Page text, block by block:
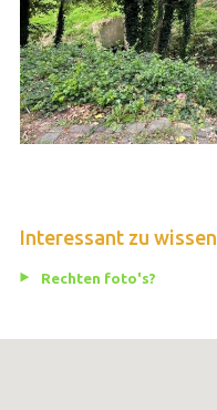
Interessant zu wissen
Rechten foto's?